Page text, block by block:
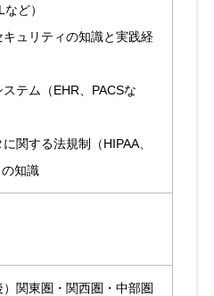
ど）
キュリティの知識と実践経
ステム（EHR、PACSな
に関する法規制（HIPAA、
知識
）関東圏・関西圏・中部圏